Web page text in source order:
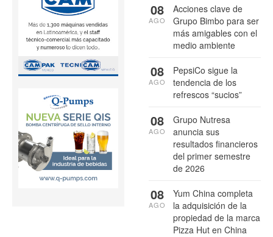
Acciones clave de
Grupo Bimbo para ser
más amigables con el
medio ambiente
08
AGO
PepsiCo sigue la
tendencia de los
refrescos “sucios”
08
AGO
Grupo Nutresa
anuncia sus
resultados financieros
del primer semestre
de 2026
08
AGO
Yum China completa
la adquisición de la
propiedad de la marca
Pizza Hut en China
08
AGO